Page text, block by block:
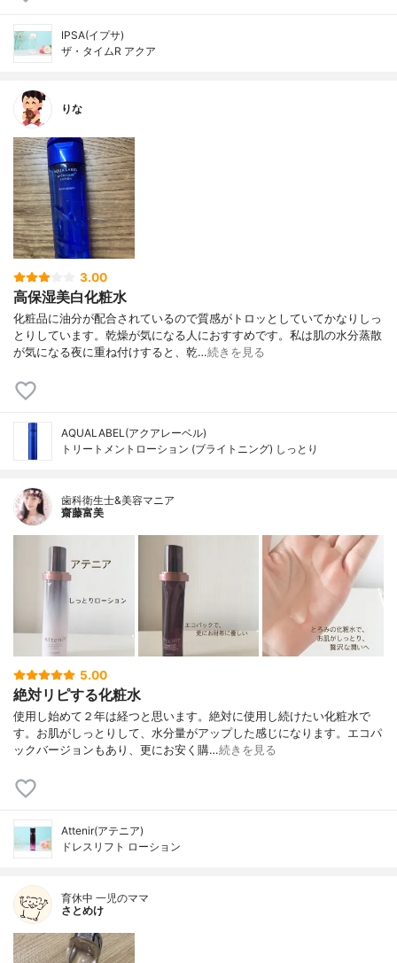
IPSA(イプサ)
ザ・タイムR アクア
りな
3.00
高保湿美白化粧水
化粧品に油分が配合されているので質感がトロッとしていてかなりしっ
とりしています。乾燥が気になる人におすすめです。私は肌の水分蒸散
が気になる夜に重ね付けすると、乾…続きを見る
AQUALABEL(アクアレーベル)
トリートメントローション (ブライトニング) しっとり
歯科衛生士&美容マニア
齋藤富美
5.00
絶対リピする化粧水
使用し始めて２年は経つと思います。絶対に使用し続けたい化粧水で
す。お肌がしっとりして、水分量がアップした感じになります。エコパ
ックバージョンもあり、更にお安く購…続きを見る
Attenir(アテニア)
ドレスリフト ローション
育休中 一児のママ
さとめけ